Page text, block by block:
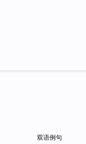
双语例句